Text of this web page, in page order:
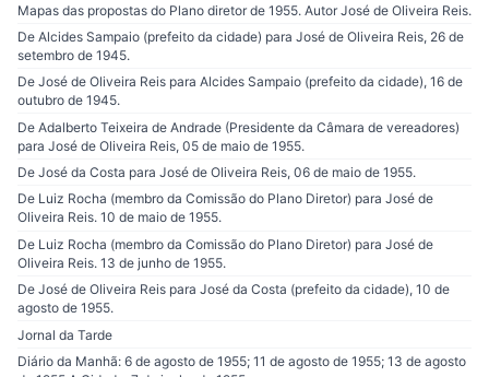
Mapas das propostas do Plano diretor de 1955. Autor José de Oliveira Reis.
De Alcides Sampaio (prefeito da cidade) para José de Oliveira Reis, 26 de
setembro de 1945.
De José de Oliveira Reis para Alcides Sampaio (prefeito da cidade), 16 de
outubro de 1945.
De Adalberto Teixeira de Andrade (Presidente da Câmara de vereadores)
para José de Oliveira Reis, 05 de maio de 1955.
De José da Costa para José de Oliveira Reis, 06 de maio de 1955.
De Luiz Rocha (membro da Comissão do Plano Diretor) para José de
Oliveira Reis. 10 de maio de 1955.
De Luiz Rocha (membro da Comissão do Plano Diretor) para José de
Oliveira Reis. 13 de junho de 1955.
De José de Oliveira Reis para José da Costa (prefeito da cidade), 10 de
agosto de 1955.
Jornal da Tarde
Diário da Manhã: 6 de agosto de 1955; 11 de agosto de 1955; 13 de agosto